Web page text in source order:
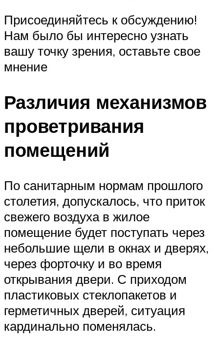
Присоединяйтесь к обсуждению!
Нам было бы интересно узнать
вашу точку зрения, оставьте свое
мнение
Различия механизмов
проветривания
помещений
По санитарным нормам прошлого
столетия, допускалось, что приток
свежего воздуха в жилое
помещение будет поступать через
небольшие щели в окнах и дверях,
через форточку и во время
открывания двери. С приходом
пластиковых стеклопакетов и
герметичных дверей, ситуация
кардинально поменялась.